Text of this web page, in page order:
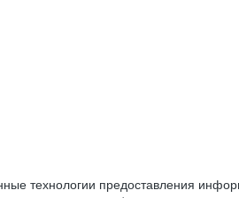
технологии предоставления